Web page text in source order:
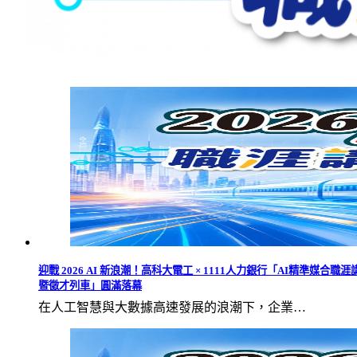
迎戰 2026 AI 新浪潮！高科大電工 × 1111人力銀行「AI精準媒合職涯
暨徵才列車」圓滿落幕
在人工智慧與大數據高速發展的浪潮下，企業…